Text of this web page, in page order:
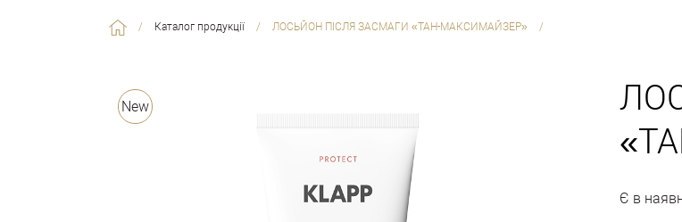
/ Каталог продукції / ЛОСЬЙОН ПІСЛЯ ЗАСМАГИ «ТАН-МАКСИМАЙЗЕР» /
New
Є в